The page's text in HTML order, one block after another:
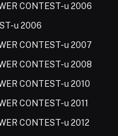
CONTEST-u 2006
u 2006
CONTEST-u 2007
CONTEST-u 2008
CONTEST-u 2010
CONTEST-u 2011
CONTEST-u 2012